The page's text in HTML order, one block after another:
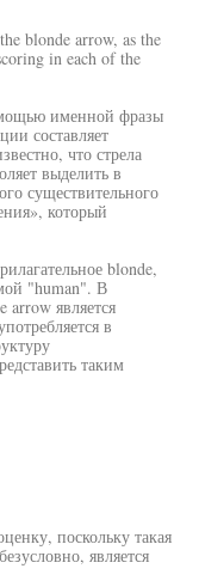
blonde arrow, as the
in each of the
именной фразы
составляет
что стрела
выделить в
существительного
который
blonde,
"human". В
arrow является
в
таким
поскольку такая
является